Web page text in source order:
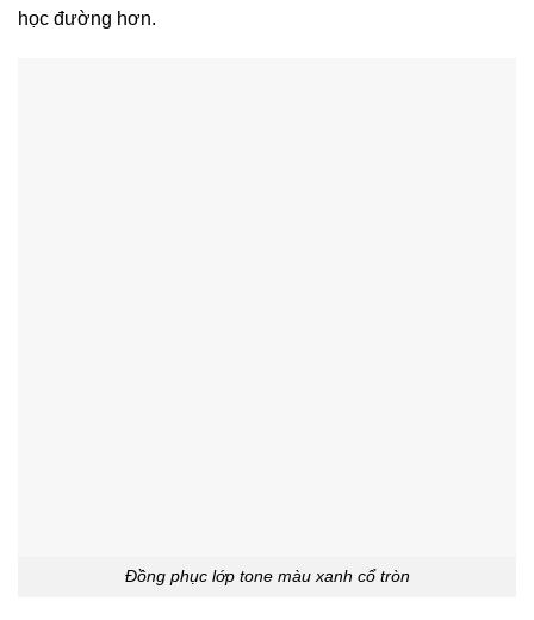
học đường hơn.
Đồng phục lớp tone màu xanh cổ tròn